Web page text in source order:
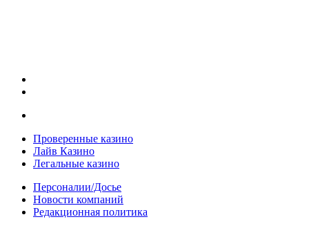
Проверенные казино
Лайв Казино
Легальные казино
Персоналии/Досье
Новости компаний
Редакционная политика